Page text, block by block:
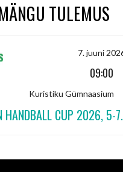
TULEMUS
7. juuni
09:00
Kuristiku Gümnaasium
HANDBALL CUP 2026, 5-